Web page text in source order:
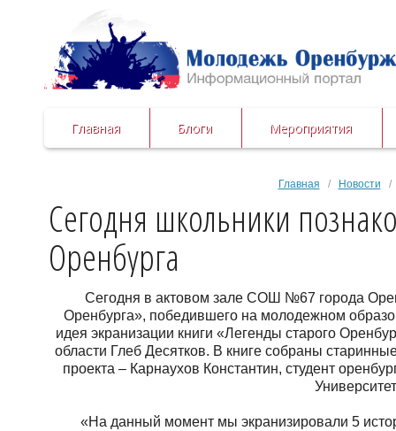
Главная Блоги Мероприятия
Главная / Новости /
Сегодня школьники
Оренбурга
Сегодня в актовом зале СОШ №67 города
Оренбурга», победившего на молодежном
идея экранизации книги «Легенды старого
области Глеб Десятков. В книге собраны
проекта – Карнаухов Константин, студент
«На данный момент мы экранизировали 5